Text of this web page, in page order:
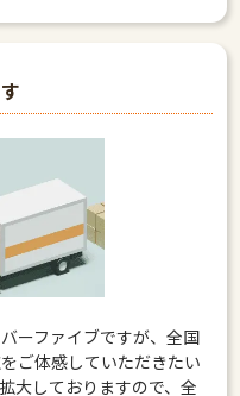
ーファイブですが、全国
ご体感していただきたい
大しておりますので、全